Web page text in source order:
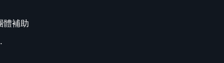
體補助